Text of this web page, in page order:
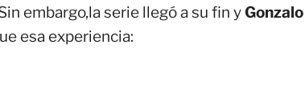
embargo,la serie llegó a su fin yGonzalo
esa experiencia: